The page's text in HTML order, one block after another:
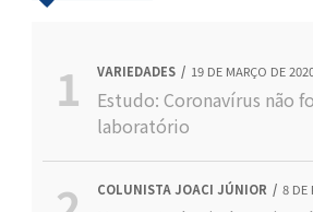
VARIEDADES 19 DE MARÇO DE
Estudo: Coronavírus não
laboratório
COLUNISTA JOACI JÚNIOR 8 DE